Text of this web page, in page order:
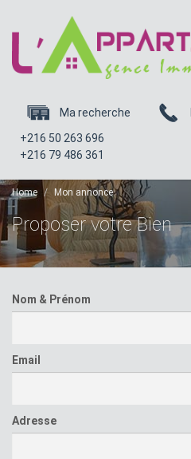
Ma recherche
+216 50 263 696
+216 79 486 361
Home Mon annonce
Proposer votre Bien
Nom & Prénom
Email
Adresse